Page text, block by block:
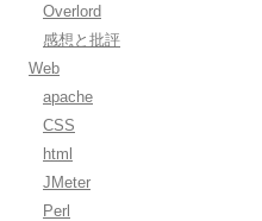
Overlord
感想と批評
Web
apache
CSS
html
JMeter
Perl